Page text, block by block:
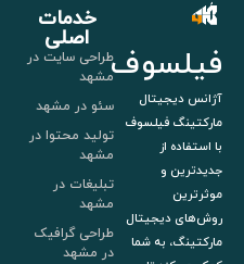
فیلسوف
آژانس دیجیتال
مارکتینگ فیلسوف
با استفاده از
جدیدترین و
موثرترین
روش‌های دیجیتال
مارکتینگ، به شما
خدمات
اصلی
طراحی سایت در
مشهد
سئو در مشهد
تولید محتوا در
مشهد
تبلیغات در
مشهد
طراحی گرافیک
در مشهد